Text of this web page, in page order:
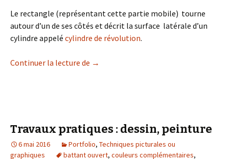
Le rectangle (représentant cette partie mobile) tourne
autour d’un de ses côtés et décrit la surface latérale d’un
cylindre appelé cylindre de révolution.
Continuer la lecture de Dessiner le battant ouvert d’une porte
→
Travaux pratiques : dessin, peinture
6 mai 2016 Portfolio, Techniques picturales ou
graphiques
battant ouvert, couleurs complémentaires,